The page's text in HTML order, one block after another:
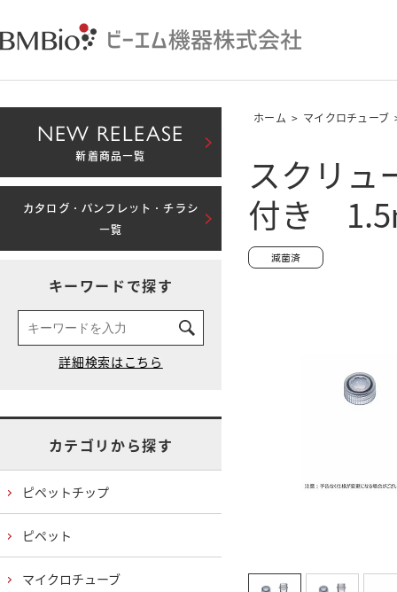
ホーム > マイクロチューブ
スクリ
付き
NEW RELEASE
新着商品一覧
カタログ・パンフレット・チラシ
一覧
キーワードで探す
カテゴリから探す
ピペットチップ
ピペット
マイクロチューブ